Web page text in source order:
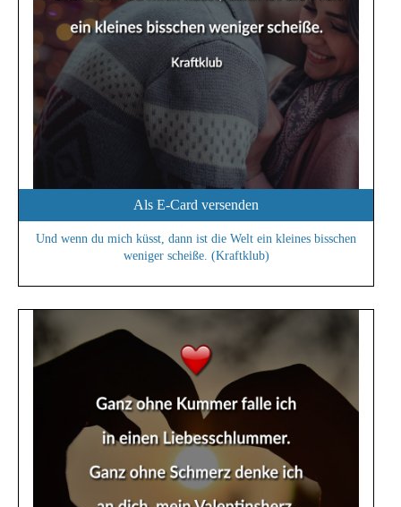
Als E-Card versenden
Und wenn du mich küsst, dann ist die Welt ein kleines bisschen
weniger scheiße. (Kraftklub)